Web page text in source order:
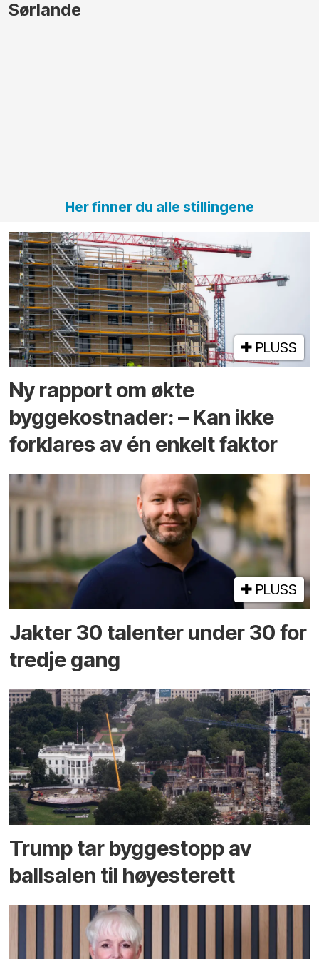
Her finner du alle stillingene
PLUSS
Ny rapport om økte
byggekostnader: – Kan ikke
forklares av én enkelt faktor
PLUSS
Jakter 30 talenter under 30 for
tredje gang
Trump tar byggestopp av
ballsalen til høyesterett